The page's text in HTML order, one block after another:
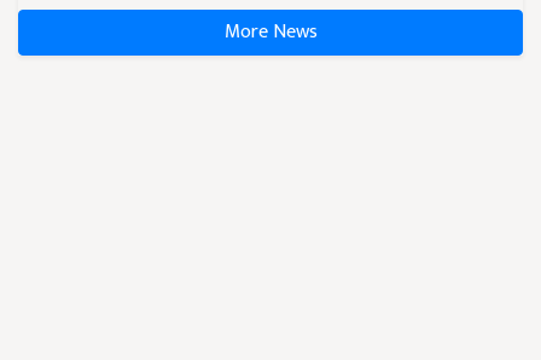
More News